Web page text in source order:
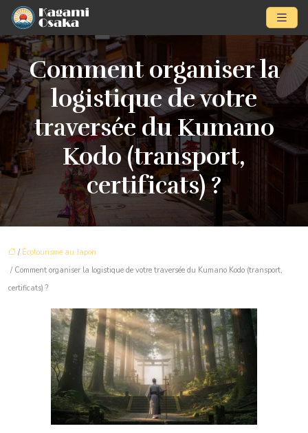
Comment organiser la
logistique de votre
traversée du Kumano
Kodo (transport,
certificats) ?
/ Écotourisme au Japon
/ Comment organiser la logistique de votre traversée du Kumano Kodo (transport,
certificats) ?